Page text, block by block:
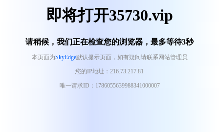
即将打开35730.vip
请稍候，我们正在检查您的浏览器，最多等待3秒
本页面为SkyEdge默认提示页面，如有疑问请联系网站管理员
您的IP地址：216.73.217.81
唯一请求ID：1786055639988341000007